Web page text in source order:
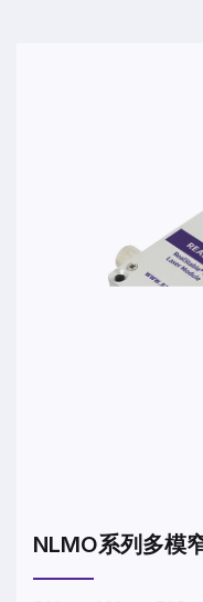
NLMO系列多模